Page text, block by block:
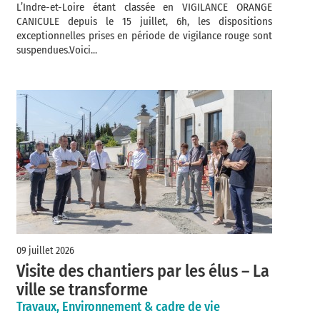
L’Indre-et-Loire étant classée en VIGILANCE ORANGE
CANICULE depuis le 15 juillet, 6h, les dispositions
exceptionnelles prises en période de vigilance rouge sont
suspendues.Voici...
09 juillet 2026
Visite des chantiers par les élus – La
ville se transforme
Travaux, Environnement & cadre de vie